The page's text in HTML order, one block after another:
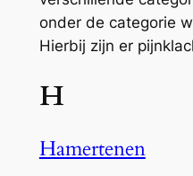
onder de categorie
Hierbij zijn er
H
Hamertenen